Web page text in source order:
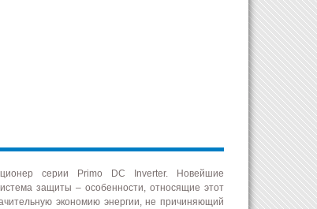
серии Primo DC Inverter. Новейшие
защиты – особенности, относящие этот
экономию энергии, не причиняющий